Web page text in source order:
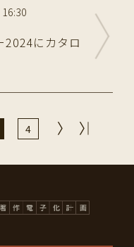
2024にカタロ
4